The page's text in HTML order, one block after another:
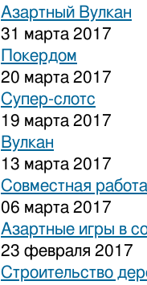
Азартный Вулкан
31 марта 2017
Покердом
20 марта 2017
Супер-слотс
19 марта 2017
Вулкан
13 марта 2017
Совместная
06 марта 2017
Азартные игры в
23 февраля 2017
Строительство